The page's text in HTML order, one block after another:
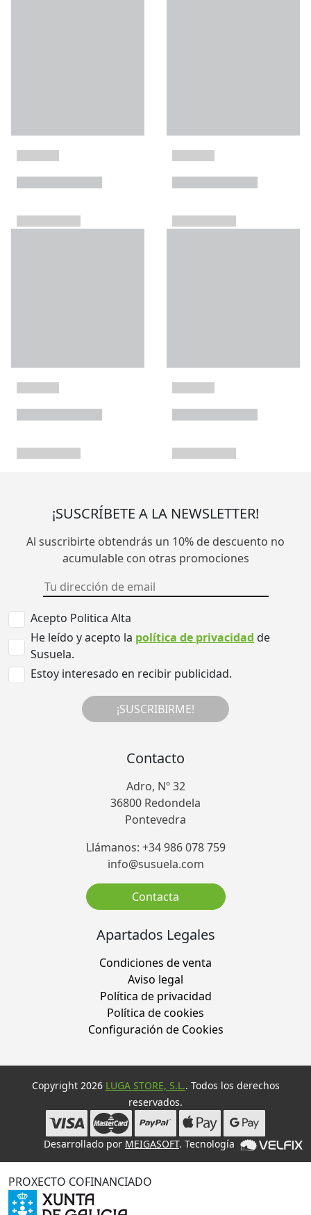
¡SUSCRÍBETE A LA NEWSLETTER!
Al suscribirte obtendrás un 10% de descuento no
acumulable con otras promociones
Acepto Politica Alta
He leído y acepto la política de privacidad de
Susuela.
Estoy interesado en recibir publicidad.
¡SUSCRIBIRME!
Contacto
Adro, Nº 32
36800 Redondela
Pontevedra
Llámanos: +34 986 078 759
info@susuela.com
Contacta
Apartados Legales
Condiciones de venta
Aviso legal
Política de privacidad
Política de cookies
Configuración de Cookies
Copyright 2026 LUGA STORE, S.L.. Todos los derechos
reservados.
Desarrollado por MEIGASOFT. Tecnología
PROXECTO COFINANCIADO